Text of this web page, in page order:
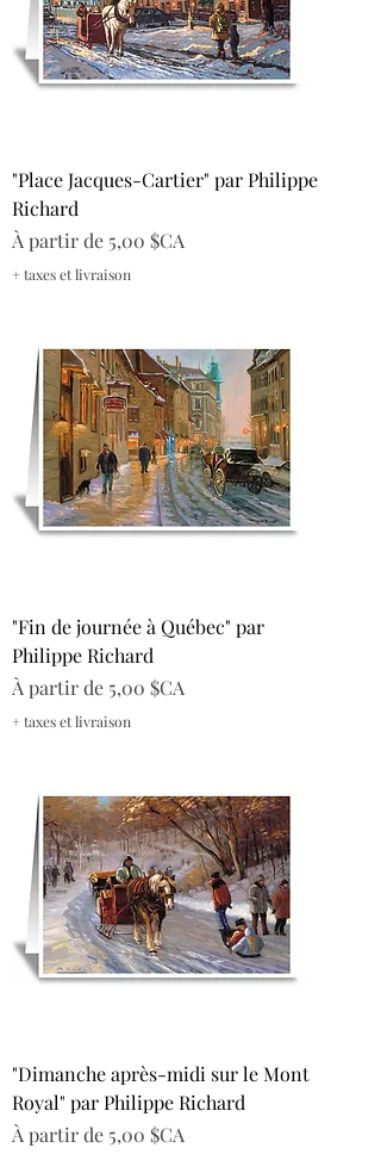
"Place Jacques-Cartier" par Philippe
Richard
À partir de 5,00 $CA
Prix promotionnel
+ taxes et livraison
"Fin de journée à Québec" par
Philippe Richard
À partir de 5,00 $CA
Prix promotionnel
+ taxes et livraison
"Dimanche après-midi sur le Mont
Royal" par Philippe Richard
À partir de 5,00 $CA
Prix promotionnel